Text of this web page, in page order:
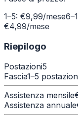
1–5: €9,99/mese
€4,99/mese
Riepilogo
Postazioni5
Fascia1–5
Assistenza mensile
Assistenza annuale